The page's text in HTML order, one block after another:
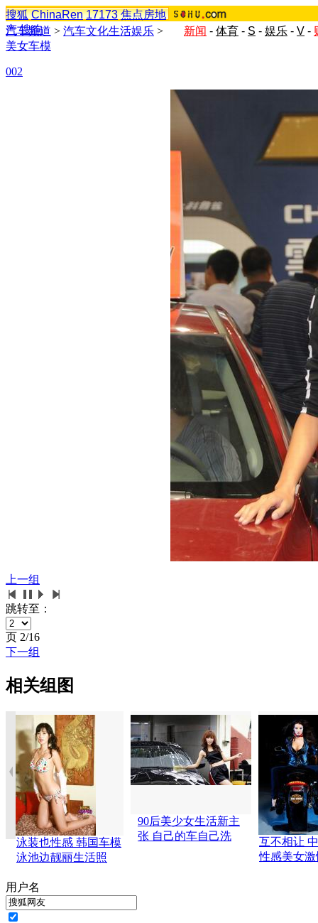
搜狐 ChinaRen 17173 焦点房地
产 搜狗 新闻 - 体育 - S - 娱乐 - V -
汽车频道 > 汽车文化生活娱乐 >
美女车模
002
上一组
跳转至：
页 2/16
下一组
相关组图
泳装也性感 韩国车模
泳池边靓丽生活照
90后美少女生活新主
张 自己的车自己洗
互不相让
性感美女
用户名